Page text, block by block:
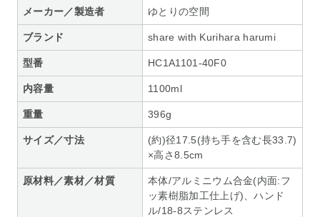
メーカー／製造者 ゆとりの空間
ブランド share with Kurihara harumi
型番 HC1A1101-40F0
内容量 1100ml
重量 396g
サイズ／寸法
(約)径17.5(持ち手を含む長33.7)
×高さ8.5cm
原材料／素材／材質
本体/アルミニウム合金(内面:フ
ッ素樹脂加工仕上げ)、ハンド
ル/18-8ステンレス